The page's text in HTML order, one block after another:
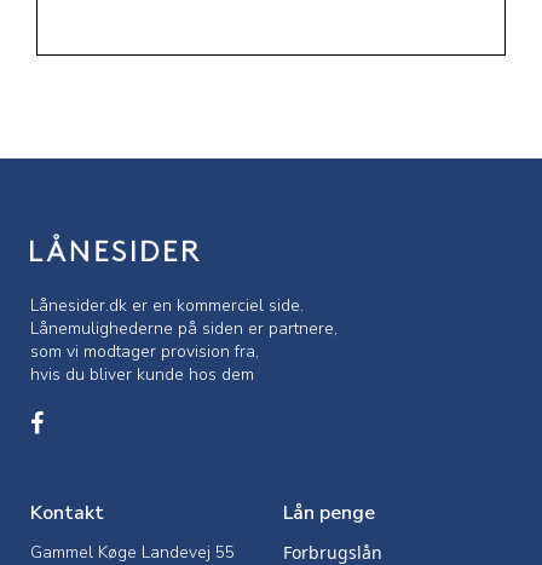
Lånesider.dk er en kommerciel side.
Lånemulighederne på siden er partnere,
som vi modtager provision fra,
hvis du bliver kunde hos dem
Kontakt
Gammel Køge Landevej 55
Lån penge
Forbrugslån